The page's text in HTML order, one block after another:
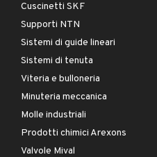
Cuscinetti SKF
Supporti NTN
Sistemi di guide lineari
Sistemi di tenuta
Viteria e bulloneria
Minuteria meccanica
Molle industriali
Prodotti chimici Arexons
Valvole Mival